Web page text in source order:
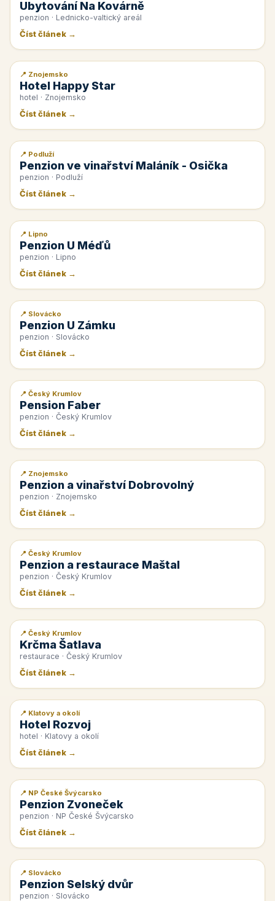
Ubytování Na Kovárně
penzion · Lednicko-valtický areál
Číst článek →
📰 PR článek
📍 Znojemsko
Hotel Happy Star
hotel · Znojemsko
Číst článek →
📰 PR článek
📍 Podluží
Penzion ve vinařství Maláník - Osička
penzion · Podluží
Číst článek →
📰 PR článek
📍 Lipno
Penzion U Méďů
penzion · Lipno
Číst článek →
📰 PR článek
📍 Slovácko
Penzion U Zámku
penzion · Slovácko
Číst článek →
📰 PR článek
📍 Český Krumlov
Pension Faber
penzion · Český Krumlov
Číst článek →
📰 PR článek
📍 Znojemsko
Penzion a vinařství Dobrovolný
penzion · Znojemsko
Číst článek →
📰 PR článek
📍 Český Krumlov
Penzion a restaurace Maštal
penzion · Český Krumlov
Číst článek →
📰 PR článek
📍 Český Krumlov
Krčma Šatlava
restaurace · Český Krumlov
Číst článek →
📰 PR článek
📍 Klatovy a okolí
Hotel Rozvoj
hotel · Klatovy a okolí
Číst článek →
📰 PR článek
📍 NP České Švýcarsko
Penzion Zvoneček
penzion · NP České Švýcarsko
Číst článek →
📰 PR článek
📍 Slovácko
Penzion Selský dvůr
penzion · Slovácko